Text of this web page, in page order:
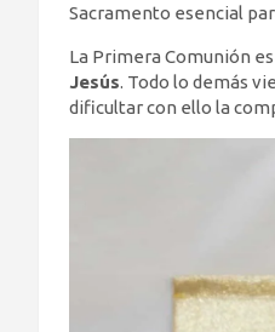
Sacramento esencial
La Primera Comunión
Jesús. Todo lo demás
dificultar con ello la